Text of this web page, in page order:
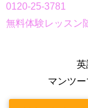
0120-25-3781
無料体験レッスン
英
マンツ